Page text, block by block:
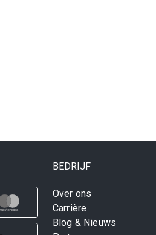
BEDRIJF
Over ons
Carrière
Blog & Nieuws